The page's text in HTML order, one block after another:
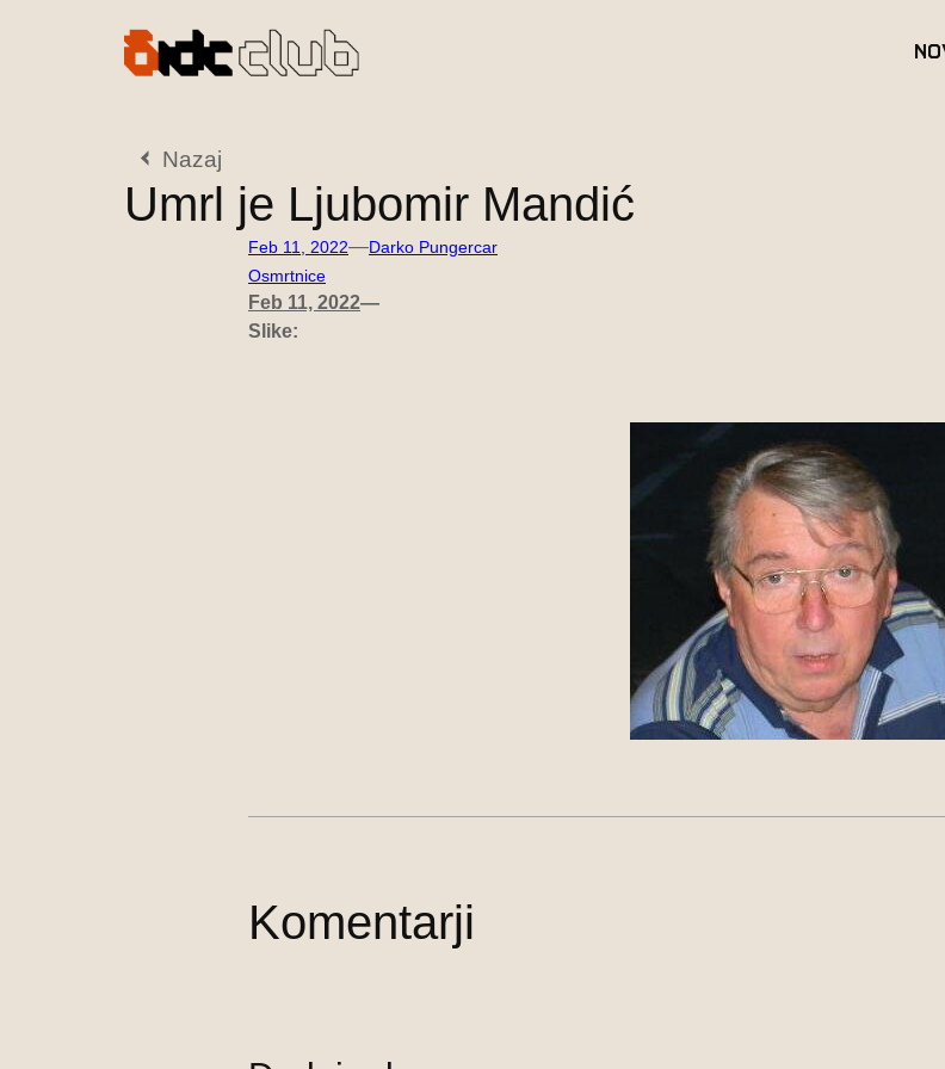
Nazaj
Umrl je Ljubomir Mandić
Feb 11, 2022—Darko Pungercar
Osmrtnice
Feb 11, 2022—
Slike:
Komentarji